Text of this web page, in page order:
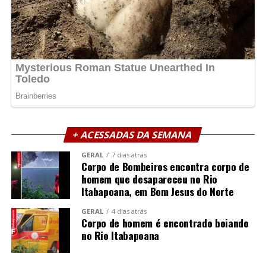
+ ACESSADAS DA SEMANA
GERAL 7 dias atrás
Corpo de Bombeiros encontra corpo de
homem que desapareceu no Rio
Itabapoana, em Bom Jesus do Norte
GERAL 4 dias atrás
Corpo de homem é encontrado boiando
no Rio Itabapoana